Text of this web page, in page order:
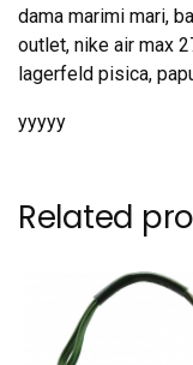
dama marimi mari,
outlet, nike air max
lagerfeld pisica,
yyyyy
Related